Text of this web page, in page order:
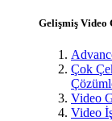
Gelişmiş Video
Çok
Video
Video